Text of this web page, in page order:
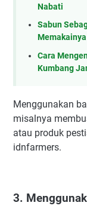
Nabati
Sabun
Memakainya
Cara
Kumbang
Menggunakan
misalnya
atau produk
idnfarmers.
3.